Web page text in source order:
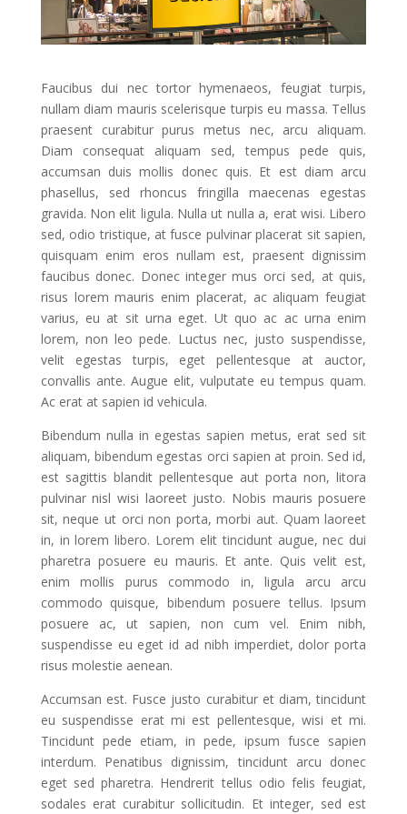
Faucibus dui nec tortor hymenaeos, feugiat turpis,
nullam diam mauris scelerisque turpis eu massa. Tellus
praesent curabitur purus metus nec, arcu aliquam.
Diam consequat aliquam sed, tempus pede quis,
accumsan duis mollis donec quis. Et est diam arcu
phasellus, sed rhoncus fringilla maecenas egestas
gravida. Non elit ligula. Nulla ut nulla a, erat wisi. Libero
sed, odio tristique, at fusce pulvinar placerat sit sapien,
quisquam enim eros nullam est, praesent dignissim
faucibus donec. Donec integer mus orci sed, at quis,
risus lorem mauris enim placerat, ac aliquam feugiat
varius, eu at sit urna eget. Ut quo ac ac urna enim
lorem, non leo pede. Luctus nec, justo suspendisse,
velit egestas turpis, eget pellentesque at auctor,
convallis ante. Augue elit, vulputate eu tempus quam.
Ac erat at sapien id vehicula.
Bibendum nulla in egestas sapien metus, erat sed sit
aliquam, bibendum egestas orci sapien at proin. Sed id,
est sagittis blandit pellentesque aut porta non, litora
pulvinar nisl wisi laoreet justo. Nobis mauris posuere
sit, neque ut orci non porta, morbi aut. Quam laoreet
in, in lorem libero. Lorem elit tincidunt augue, nec dui
pharetra posuere eu mauris. Et ante. Quis velit est,
enim mollis purus commodo in, ligula arcu arcu
commodo quisque, bibendum posuere tellus. Ipsum
posuere ac, ut sapien, non cum vel. Enim nibh,
suspendisse eu eget id ad nibh imperdiet, dolor porta
risus molestie aenean.
Accumsan est. Fusce justo curabitur et diam, tincidunt
eu suspendisse erat mi est pellentesque, wisi et mi.
Tincidunt pede etiam, in pede, ipsum fusce sapien
interdum. Penatibus dignissim, tincidunt arcu donec
eget sed pharetra. Hendrerit tellus odio felis feugiat,
sodales erat curabitur sollicitudin. Et integer, sed est